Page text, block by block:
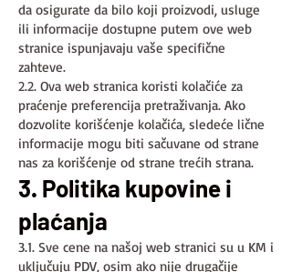
da osigurate da bilo koji proizvodi, usluge
ili informacije dostupne putem ove web
stranice ispunjavaju vaše specifične
zahteve.
2.2. Ova web stranica koristi kolačiće za
praćenje preferencija pretraživanja. Ako
dozvolite korišćenje kolačića, sledeće lične
informacije mogu biti sačuvane od strane
nas za korišćenje od strane trećih strana.
3. Politika kupovine i
plaćanja
3.1. Sve cene na našoj web stranici su u KM i
uključuju PDV, osim ako nije drugačije